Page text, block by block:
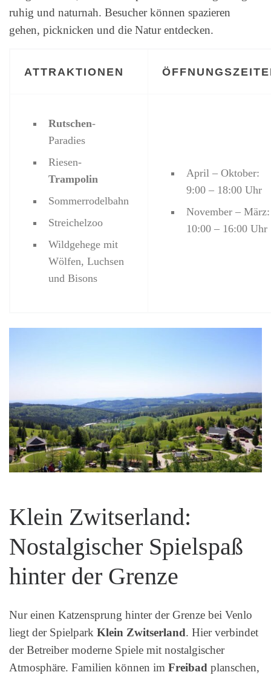
ruhig und naturnah. Besucher können spazieren
gehen, picknicken und die Natur entdecken.
ATTRAKTIONEN
Rutschen-
Paradies
Riesen-
Trampolin
Sommerrodelbahn
Streichelzoo
Wildgehege mit
Wölfen, Luchsen
und Bisons
April – Oktober:
9:00 – 18:00 Uhr
November – März:
10:00 – 16:00 Uhr
Klein Zwitserland:
Nostalgischer Spielspaß
hinter der Grenze
Nur einen Katzensprung hinter der Grenze bei Venlo
liegt der Spielpark Klein Zwitserland. Hier verbindet
der Betreiber moderne Spiele mit nostalgischer
Atmosphäre. Familien können im Freibad planschen,